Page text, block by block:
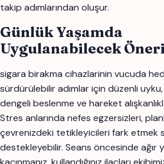
takip adımlarından oluşur.
Günlük Yaşamda
Uygulanabilecek
sigara birakma cihazlarinin vucuda
sürdürülebilir adımlar için düzenli
dengeli beslenme ve hareket
Stres anlarında nefes egzersizleri,
çevrenizdeki tetikleyicileri fark etmek
destekleyebilir. Seans öncesinde ağır